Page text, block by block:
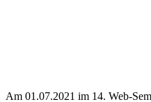
Am 01.07.2021 im 14. Web-